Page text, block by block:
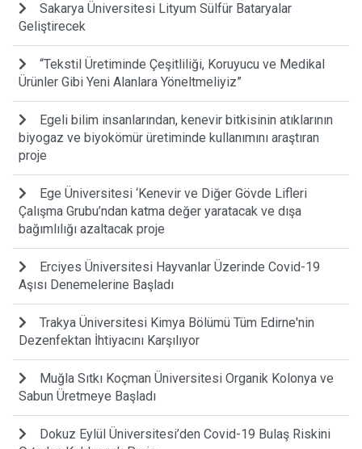
Sakarya Üniversitesi Lityum Sülfür Bataryalar
Geliştirecek
“Tekstil Üretiminde Çeşitliliği, Koruyucu ve Medikal
Ürünler Gibi Yeni Alanlara Yöneltmeliyiz”
Egeli bilim insanlarından, kenevir bitkisinin atıklarının
biyogaz ve biyokömür üretiminde kullanımını araştıran
proje
Ege Üniversitesi ‘Kenevir ve Diğer Gövde Lifleri
Çalışma Grubu’ndan katma değer yaratacak ve dışa
bağımlılığı azaltacak proje
Erciyes Üniversitesi Hayvanlar Üzerinde Covid-19
Aşısı Denemelerine Başladı
Trakya Üniversitesi Kimya Bölümü Tüm Edirne'nin
Dezenfektan İhtiyacını Karşılıyor
Muğla Sıtkı Koçman Üniversitesi Organik Kolonya ve
Sabun Üretmeye Başladı
Dokuz Eylül Üniversitesi’den Covid-19 Bulaş Riskini